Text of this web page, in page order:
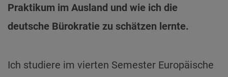
Praktikum im Ausland und wie ich die
deutsche Bürokratie zu schätzen lernte.
Ich studiere im vierten Semester Europäische